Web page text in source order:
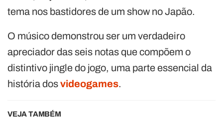
tema nos bastidores de um show no Japão.
O músico demonstrou ser um verdadeiro
apreciador das seis notas que compõem o
distintivo jingle do jogo, uma parte essencial da
história dosvideogames.
VEJA TAMBÉM